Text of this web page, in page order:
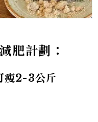
肥計劃：
瘦2-3公斤